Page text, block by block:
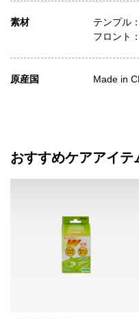
素材
テンプル
フロント
原産国 Made in
おすすめケアアイテ